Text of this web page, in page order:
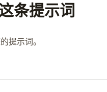
条提示词
提示词。